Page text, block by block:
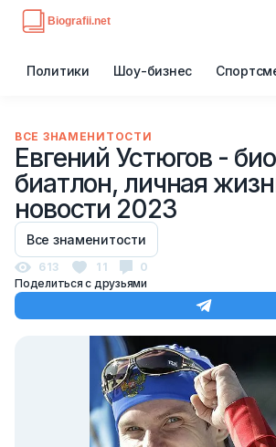
Политики Шоу-бизнес
ВСЕ ЗНАМЕНИТОСТИ
Евгений Устюгов -
биатлон, личная
новости 2023
Все знаменитости
613 11 0
Поделиться с друзьями